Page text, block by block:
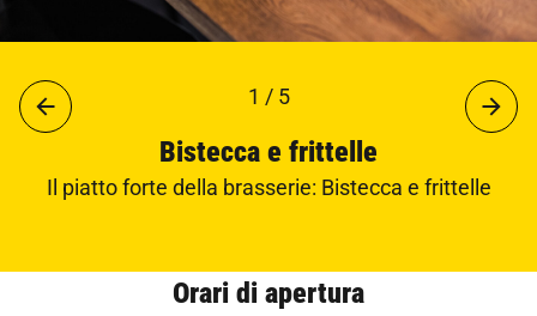
1 / 5
Bistecca e frittelle
Il piatto forte della brasserie: Bistecca e frittelle
Orari di apertura